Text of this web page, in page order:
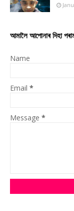
আমালৈ আপোনাৰ দিহা
Name
Email *
Message *